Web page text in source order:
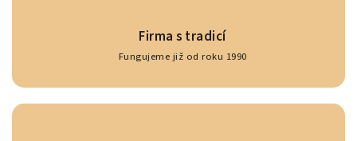
Firma s tradicí
Fungujeme již od roku 1990